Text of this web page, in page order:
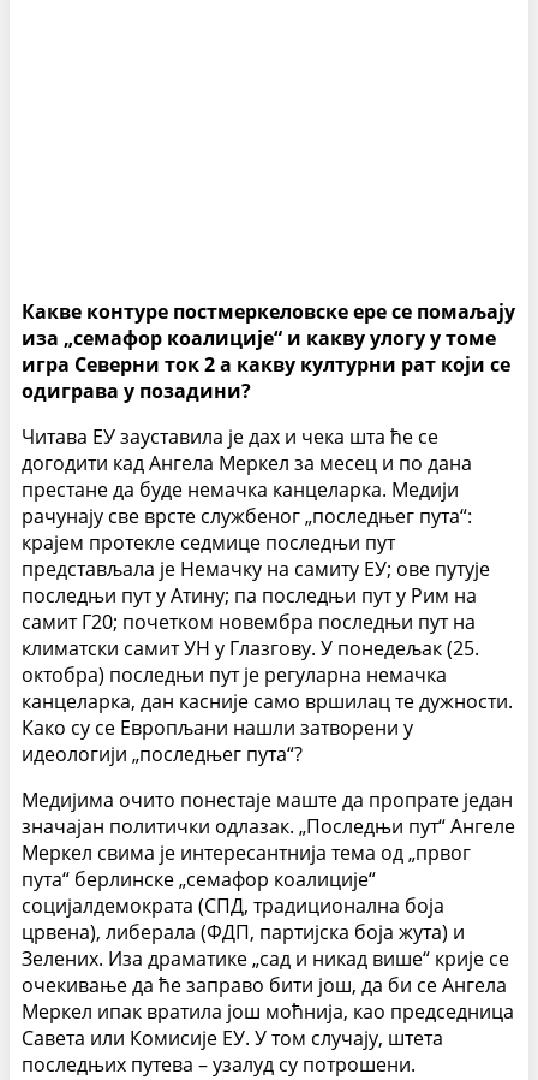
Какве контуре постмеркеловске ере се помаљају
иза „семафор коалиције“ и какву улогу у томе
игра Северни ток 2 а какву културни рат који се
одиграва у позадини?
Читава ЕУ зауставила је дах и чека шта ће се
догодити кад Ангела Меркел за месец и по дана
престане да буде немачка канцеларка. Медији
рачунају све врсте службеног „последњег пута“:
крајем протекле седмице последњи пут
представљала је Немачку на самиту ЕУ; ове путује
последњи пут у Атину; па последњи пут у Рим на
самит Г20; почетком новембра последњи пут на
климатски самит УН у Глазгову. У понедељак (25.
октобра) последњи пут је регуларна немачка
канцеларка, дан касније само вршилац те дужности.
Како су се Европљани нашли затворени у
идеологији „последњег пута“?
Медијима очито понестаје маште да пропрате један
значајан политички одлазак. „Последњи пут“ Ангеле
Меркел свима је интересантнија тема од „првог
пута“ берлинске „семафор коалиције“
социјалдемократа (СПД, традиционална боја
црвена), либерала (ФДП, партијска боја жута) и
Зелених. Иза драматике „сад и никад више“ крије се
очекивање да ће заправо бити још, да би се Ангела
Меркел ипак вратила још моћнија, као председница
Савета или Комисије ЕУ. У том случају, штета
последњих путева – узалуд су потрошени.